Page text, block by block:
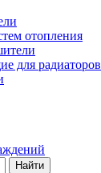
отопления
для радиаторов
Найти